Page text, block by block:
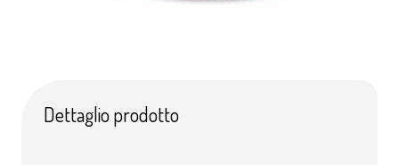
Dettaglio prodotto